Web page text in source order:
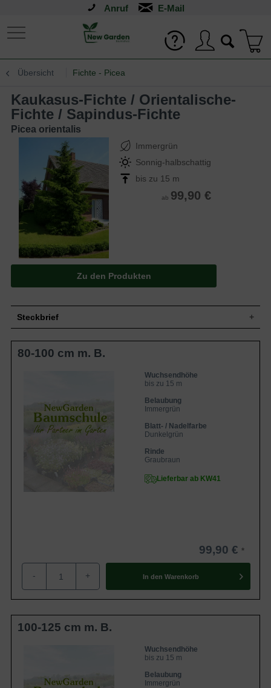
Anruf
Übersicht Fichte - Picea
Kaukasus-Fichte / Orientalische-
Fichte / Sapindus-Fichte
Picea orientalis
Immergrün
Sonnig-halbschattig
bis zu 15 m
ab 99,90 €
Zu den Produkten
Steckbrief
Mittlerer bis großer Baum, pyramidaler
Wuchs, gut verzweigt, grader
bis aufrecht, im Alter bis 15 m hoch und 5
Blatt
Immergrün, Nadeln, dunkelgrün,
glänzend, vorne abgerundet, bis 8 mm
lang
Blüte
Kleine Blüten, männliche Blüten gelb,
weibliche grün, ca. 2-3 cm
Eigenschaften
Die Picea orientalis / Kaukasus-Fichte /
Orientalische-Fichte / Sapindus-Fichte ist
ein attaktives Ziergehölz, dass am besten
Zudem überzeugt die Pflanze mit ihrer
Winterhärte.
80-100 cm m. B.
Wuchsendhöhe
bis zu 15 m
Belaubung
Immergrün
Blatt- / Nadelfarbe
Dunkelgrün
Rinde
Graubraun
Lieferbar ab KW41
99,90 €
- + In den Warenkorb
100-125 cm m. B.
Wuchsendhöhe
bis zu 15 m
Belaubung
Immergrün